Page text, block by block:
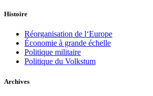
Histoire
Réorganisation de l‘Europe
Économie à grande échelle
Politique militaire
Politique du Volkstum
Archives